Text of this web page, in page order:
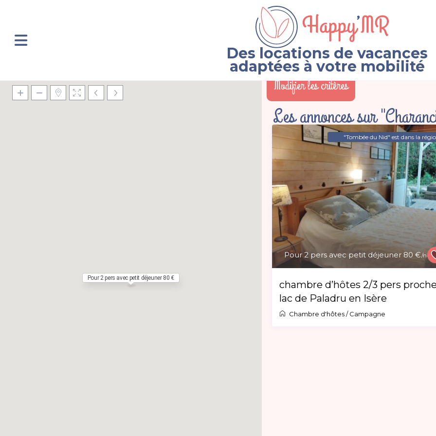
Des locations de vacances
adaptées à votre mobilité
Pour 2 pers avec petit déjeuner 80 €
Modifier les critères
Les annonces sur
Pour 2 pers avec petit déjeuner 80 €/nuit
"Tombée du Nid" est dans la
chambre d’hôtes 2/3 pers
lac de Paladru en Isère
Chambre d'hôtes/Campagne